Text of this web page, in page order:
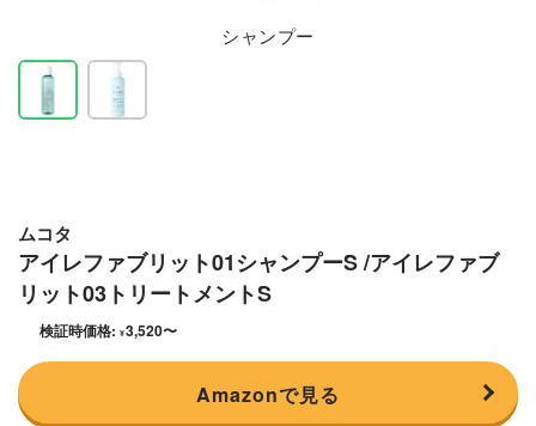
シャンプー
ムコタ
アイレファブリット01シャンプーS /アイレファブ
リット03トリートメントS
検証時価格: ¥3,520〜
Amazonで見る